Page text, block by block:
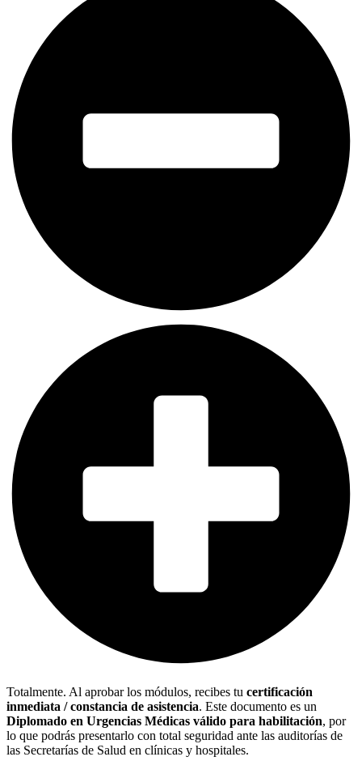
Totalmente. Al aprobar los módulos, recibes tu certificación
inmediata / constancia de asistencia. Este documento es un
Diplomado en Urgencias Médicas válido para habilitación, por
lo que podrás presentarlo con total seguridad ante las auditorías de
las Secretarías de Salud en clínicas y hospitales.